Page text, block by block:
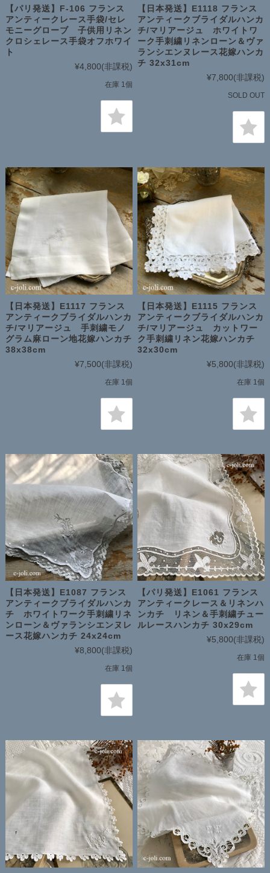
【パリ発送】F-106 フランス
アンティークレース手袋/セレ
モニーグローブ 子供用リネン
クロシェレース手袋オフホワイ
ト
¥4,800(非課税)
在庫 1個
【日本発送】E1118 フランス
アンティークブライダルハンカ
チ/マリアージュ ホワイトワ
ーク手刺繍リネンローン＆ヴァ
ランシエンヌレース花嫁ハンカ
チ 32x31cm
¥7,800(非課税)
SOLD OUT
【日本発送】E1117 フランス
アンティークブライダルハンカ
チ/マリアージュ 手刺繍モノ
グラム麻ローン地花嫁ハンカチ
38x38cm
¥7,500(非課税)
在庫 1個
【日本発送】E1115 フランス
アンティークブライダルハンカ
チ/マリアージュ カットワー
ク手刺繍リネン花嫁ハンカチ
32x30cm
¥5,800(非課税)
在庫 1個
【日本発送】E1087 フランス
アンティークブライダルハンカ
チ ホワイトワーク手刺繍リネ
ンローン＆ヴァランシエンヌレ
ース花嫁ハンカチ 24x24cm
¥8,800(非課税)
在庫 1個
【パリ発送】E1061 フランス
アンティークレース＆リネンハ
ンカチ リネン＆手刺繍チュー
ルレースハンカチ 30x29cm
¥5,800(非課税)
在庫 1個